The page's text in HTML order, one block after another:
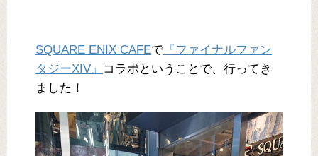
SQUARE ENIX CAFEで『ファイナルファン
タジーXIV』
コラボということで、行ってき
ました！